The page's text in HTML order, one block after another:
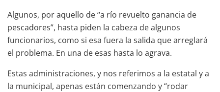
Algunos, por aquello de “a río revuelto ganancia de
pescadores”, hasta piden la cabeza de algunos
funcionarios, como si esa fuera la salida que arreglará
el problema. En una de esas hasta lo agrava.
Estas administraciones, y nos referimos a la estatal y a
la municipal, apenas están comenzando y “rodar